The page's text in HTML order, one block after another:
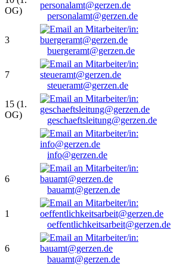
OG)
personalamt@gerzen.de
3
buergeramt@gerzen.de
7
steueramt@gerzen.de
15 (1.
OG)
geschaeftsleitung@gerzen.de
info@gerzen.de
6
bauamt@gerzen.de
1
oeffentlichkeitsarbeit@gerzen.de
6
bauamt@gerzen.de